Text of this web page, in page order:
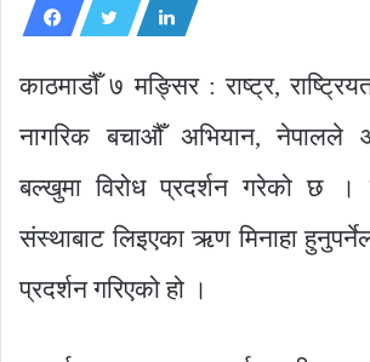
काठमाडौँ ७ मङ्सिर : राष्ट्र,
नागरिक बचाऔँ अभियान, नेपालले
बल्खुमा विरोध प्रदर्शन गरेको छ ।
संस्थाबाट लिइएका ऋण मिनाहा
प्रदर्शन गरिएको हो ।